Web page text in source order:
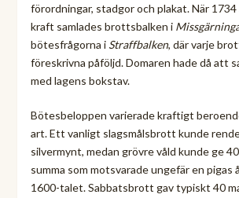
förordningar, stadgor och plakat. När 1734
kraft samlades brottsbalken i
bötesfrågorna i Straffbalken, där varje
föreskrivna påföljd. Domaren hade då att
med lagens bokstav.
Bötesbeloppen varierade kraftigt
art. Ett vanligt slagsmålsbrott kunde
silvermynt, medan grövre våld kunde ge
summa som motsvarade ungefär en pigas
1600-talet. Sabbatsbrott gav typiskt 40